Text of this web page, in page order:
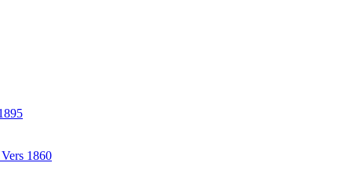
1860